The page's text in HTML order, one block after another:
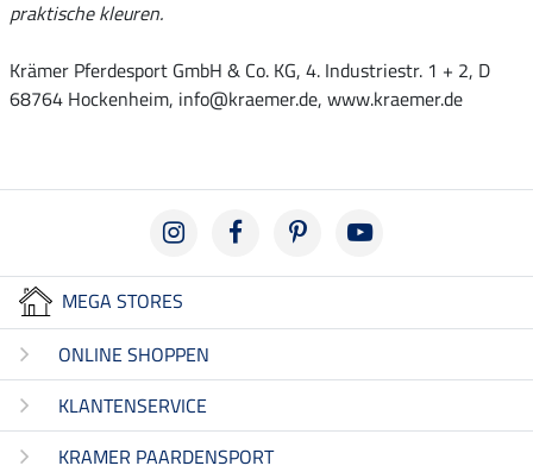
praktische kleuren.
Krämer Pferdesport GmbH & Co. KG, 4. Industriestr. 1 + 2, D
68764 Hockenheim, info@kraemer.de, www.kraemer.de
MEGA STORES
ONLINE SHOPPEN
KLANTENSERVICE
KRAMER PAARDENSPORT